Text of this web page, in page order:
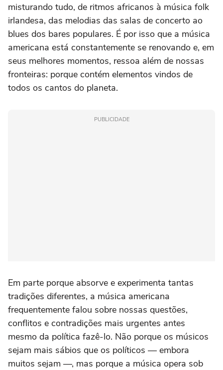
misturando tudo, de ritmos africanos à música folk
irlandesa, das melodias das salas de concerto ao
blues dos bares populares. É por isso que a música
americana está constantemente se renovando e, em
seus melhores momentos, ressoa além de nossas
fronteiras: porque contém elementos vindos de
todos os cantos do planeta.
PUBLICIDADE
Em parte porque absorve e experimenta tantas
tradições diferentes, a música americana
frequentemente falou sobre nossas questões,
conflitos e contradições mais urgentes antes
mesmo da política fazê-lo. Não porque os músicos
sejam mais sábios que os políticos — embora
muitos sejam —, mas porque a música opera sob